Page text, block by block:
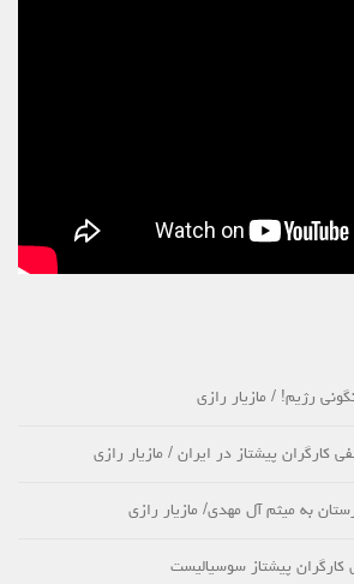
رژیم! / مازیار رازی
پیشتاز در ایران / مازیار رازی
به میثم آل مهدی/ مازیار رازی
کارگران پیشتاز سوسیالیست